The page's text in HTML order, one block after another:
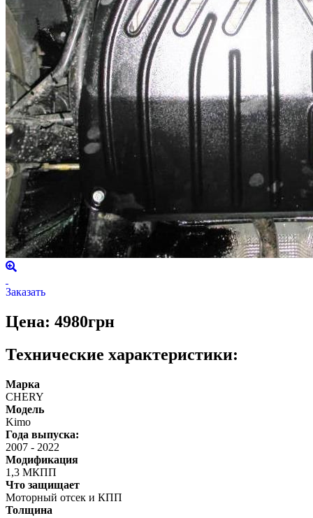
Заказать
Цена: 4980грн
Технические характеристики:
Марка
CHERY
Модель
Kimo
Года выпуска:
2007 - 2022
Модификация
1,3 МКПП
Что защищает
Моторный отсек и КПП
Толщина